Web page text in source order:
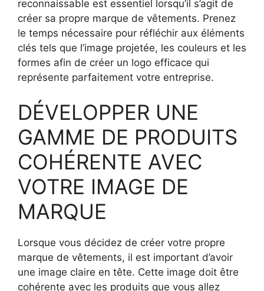
reconnaissable est essentiel lorsqu’il s’agit de
créer sa propre marque de vêtements. Prenez
le temps nécessaire pour réfléchir aux éléments
clés tels que l’image projetée, les couleurs et les
formes afin de créer un logo efficace qui
représente parfaitement votre entreprise.
DÉVELOPPER UNE
GAMME DE PRODUITS
COHÉRENTE AVEC
VOTRE IMAGE DE
MARQUE
Lorsque vous décidez de créer votre propre
marque de vêtements, il est important d’avoir
une image claire en tête. Cette image doit être
cohérente avec les produits que vous allez